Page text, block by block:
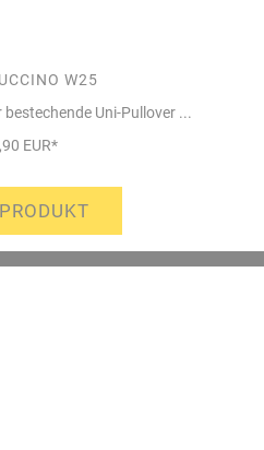
W25
Uni-Pullover ...
EUR*